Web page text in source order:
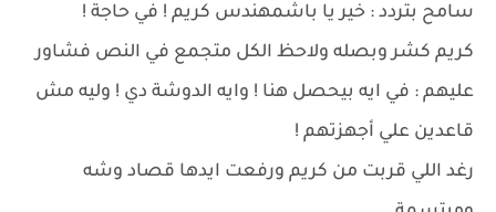
سامح بتردد : خير يا باشمهندس كريم ! في حاجة !
كريم كشر وبصله ولاحظ الكل متجمع في النص فشاور
عليهم : في ايه بيحصل هنا ! وايه الدوشة دي ! وليه مش
قاعدين علي أجهزتهم !
رغد اللي قربت من كريم ورفعت ايدها قصاد وشه